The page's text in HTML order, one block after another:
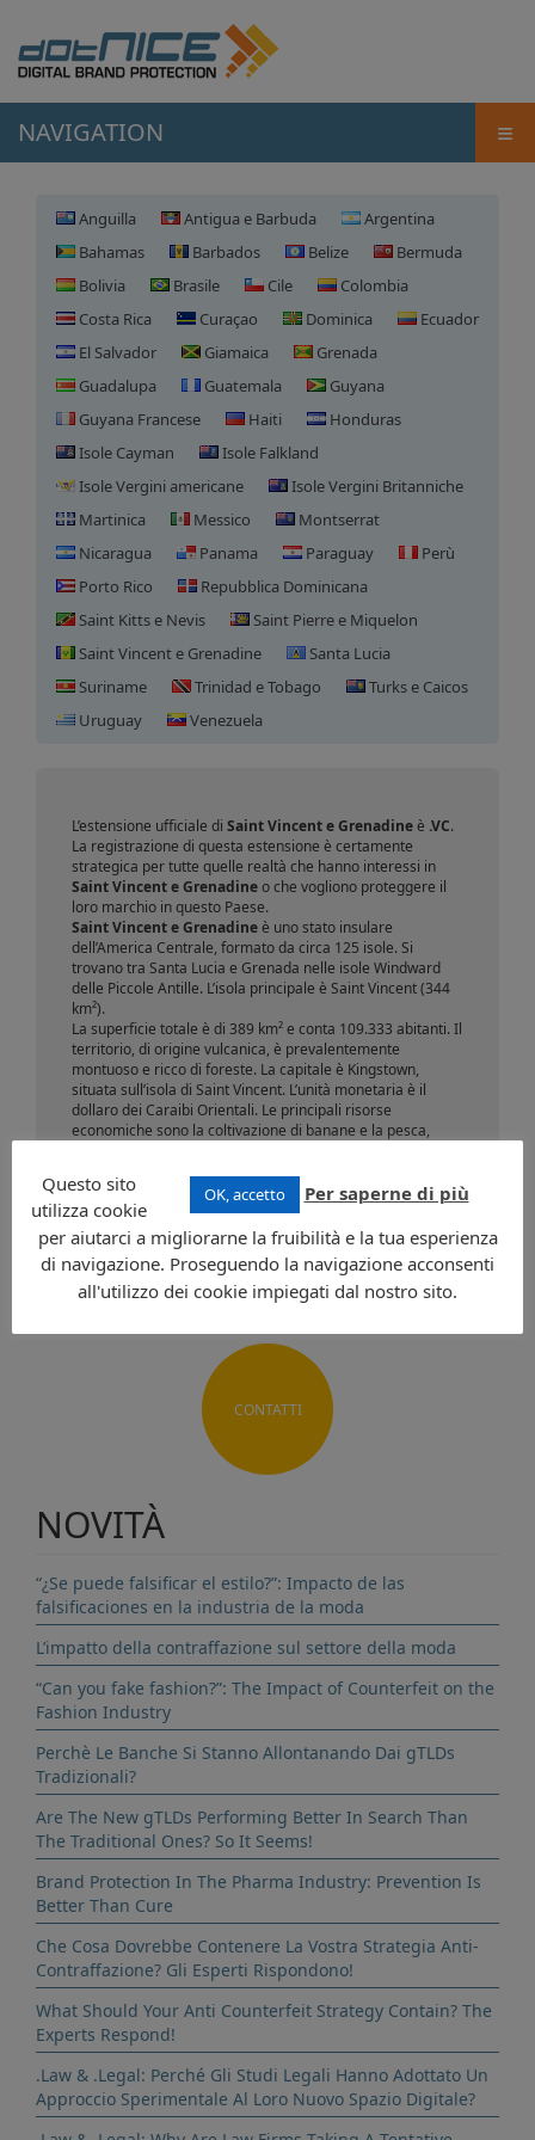
NAVIGATION ≡
Anguilla Antigua e Barbuda
Argentina
Bahamas
Barbados Belize
Bermuda
Bolivia
Brasile Cile
Colombia
Costa Rica
Curaçao Dominica
Ecuador
El Salvador
Giamaica
Grenada
Guadalupa
Guatemala
Guyana
Guyana Francese
Haiti
Honduras
Isole Cayman
Isole Falkland
Isole Vergini americane
Isole Vergini Britanniche
Martinica
Messico
Montserrat
Nicaragua
Panama Paraguay
Perù
Porto Rico
Repubblica Dominicana
Saint Kitts e Nevis
Saint Pierre e Miquelon
Saint Vincent e Grenadine
Santa Lucia
Suriname
Trinidad e Tobago
Turks e Caicos
Uruguay
Venezuela
Registrazione domini Saint
Vincent e Grenadine
L’estensione ufficiale di Saint Vincent e Grenadineè .VC.
La registrazione di questa estensione è certamente
strategica per tutte quelle realtà che hanno interessi in
Saint Vincent e Grenadineo che vogliono proteggere il
loro marchio in questo Paese.
Saint Vincent e Grenadineè uno stato insulare
dell’America Centrale, formato da circa 125 isole. Si
trovano tra Santa Lucia e Grenada nelle isole Windward
delle Piccole Antille. L’isola principale è Saint Vincent (344
km²).
La superficie totale è di 389 km² e conta 109.333 abitanti. Il
territorio, di origine vulcanica, è prevalentemente
montuoso e ricco di foreste. La capitale è Kingstown,
situata sull’isola di Saint Vincent. L’unità monetaria è il
dollaro dei Caraibi Orientali. Le principali risorse
economiche sono la coltivazione di banane e la pesca,
Richiedi informazioni
CONTATTI
NOVITÀ
“¿Se puede falsificar el estilo?”: Impacto de las
falsificaciones en la industria de la moda
L’impatto della contraffazione sul settore della moda
“Can you fake fashion?”: The Impact of Counterfeit on the
Fashion Industry
Perchè Le Banche Si Stanno Allontanando Dai gTLDs
Tradizionali?
Are The New gTLDs Performing Better In Search Than
The Traditional Ones? So It Seems!
Brand Protection In The Pharma Industry: Prevention Is
Better Than Cure
Che Cosa Dovrebbe Contenere La Vostra Strategia Anti-
Contraffazione? Gli Esperti Rispondono!
What Should Your Anti Counterfeit Strategy Contain? The
Experts Respond!
.Law & .Legal: Perché Gli Studi Legali Hanno Adottato Un
Approccio Sperimentale Al Loro Nuovo Spazio Digitale?
OK, accetto Per saperne di più
Questo sito
utilizza cookie
per aiutarci a migliorarne la fruibilità e la tua esperienza
di navigazione. Proseguendo la navigazione acconsenti
all'utilizzo dei cookie impiegati dal nostro sito.